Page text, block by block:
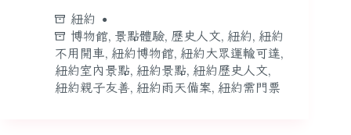
紐約
博物館, 景點體驗, 歷史人文, 紐約, 紐約
不用開車, 紐約博物館, 紐約大眾運輸可達,
紐約室內景點, 紐約景點, 紐約歷史人文,
紐約親子友善, 紐約雨天備案, 紐約需門票